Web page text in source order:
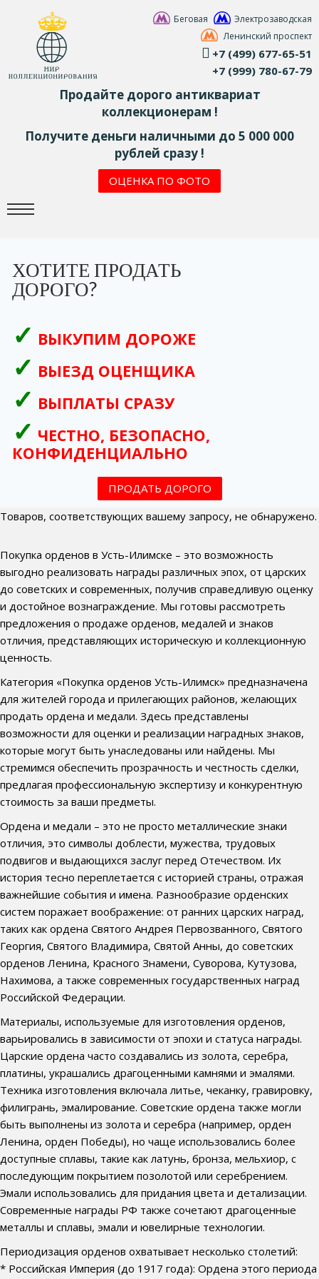
Беговая
Электрозаводская
Ленинский проспект
+7 (499) 677-65-51
+7 (999) 780-67-79
Продайте дорого антиквариат
коллекционерам !
Получите деньги наличными до 5 000 000
рублей сразу !
ОЦЕНКА ПО ФОТО
ХОТИТЕ ПРОДАТЬ
ДОРОГО?
ВЫКУПИМ ДОРОЖЕ
ВЫЕЗД ОЦЕНЩИКА
ВЫПЛАТЫ СРАЗУ
ЧЕСТНО, БЕЗОПАСНО,
КОНФИДЕНЦИАЛЬНО
ПРОДАТЬ ДОРОГО
Товаров, соответствующих вашему запросу, не обнаружено.
Покупка орденов в Усть-Илимске – это возможность
выгодно реализовать награды различных эпох, от царских
до советских и современных, получив справедливую оценку
и достойное вознаграждение. Мы готовы рассмотреть
предложения о продаже орденов, медалей и знаков
отличия, представляющих историческую и коллекционную
ценность.
Категория «Покупка орденов Усть-Илимск» предназначена
для жителей города и прилегающих районов, желающих
продать ордена и медали. Здесь представлены
возможности для оценки и реализации наградных знаков,
которые могут быть унаследованы или найдены. Мы
стремимся обеспечить прозрачность и честность сделки,
предлагая профессиональную экспертизу и конкурентную
стоимость за ваши предметы.
Ордена и медали – это не просто металлические знаки
отличия, это символы доблести, мужества, трудовых
подвигов и выдающихся заслуг перед Отечеством. Их
история тесно переплетается с историей страны, отражая
важнейшие события и имена. Разнообразие орденских
систем поражает воображение: от ранних царских наград,
таких как ордена Святого Андрея Первозванного, Святого
Георгия, Святого Владимира, Святой Анны, до советских
орденов Ленина, Красного Знамени, Суворова, Кутузова,
Нахимова, а также современных государственных наград
Российской Федерации.
Материалы, используемые для изготовления орденов,
варьировались в зависимости от эпохи и статуса награды.
Царские ордена часто создавались из золота, серебра,
платины, украшались драгоценными камнями и эмалями.
Техника изготовления включала литье, чеканку, гравировку,
филигрань, эмалирование. Советские ордена также могли
быть выполнены из золота и серебра (например, орден
Ленина, орден Победы), но чаще использовались более
доступные сплавы, такие как латунь, бронза, мельхиор, с
последующим покрытием позолотой или серебрением.
Эмали использовались для придания цвета и детализации.
Современные награды РФ также сочетают драгоценные
металлы и сплавы, эмали и ювелирные технологии.
Периодизация орденов охватывает несколько столетий:
* Российская Империя (до 1917 года): Ордена этого периода